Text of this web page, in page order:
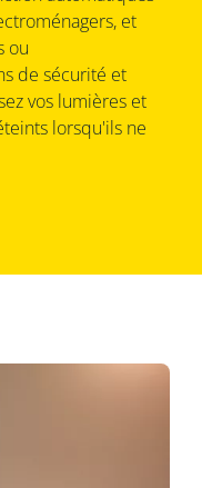
et
ou
de sécurité et
vos lumières et
lorsqu'ils ne